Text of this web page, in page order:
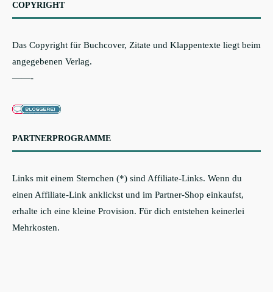
COPYRIGHT
Das Copyright für Buchcover, Zitate und Klappentexte liegt beim
angegebenen Verlag.
——-
PARTNERPROGRAMME
Links mit einem Sternchen (*) sind Affiliate-Links. Wenn du
einen Affiliate-Link anklickst und im Partner-Shop einkaufst,
erhalte ich eine kleine Provision. Für dich entstehen keinerlei
Mehrkosten.